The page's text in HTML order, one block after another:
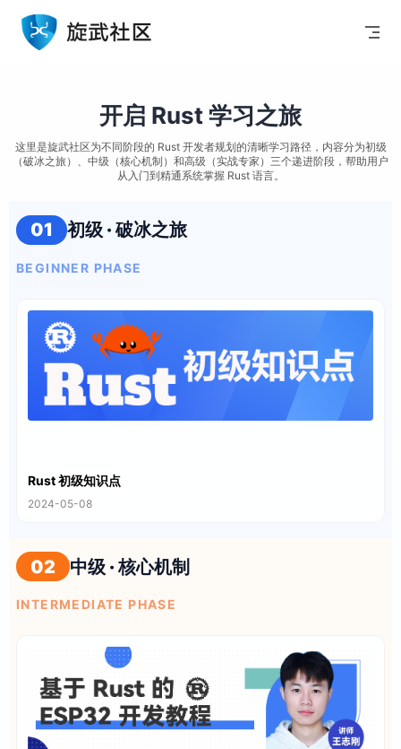
Skip to content
开启 Rust 学习之旅
这里是旋武社区为不同阶段的 Rust 开发者规划的清晰学习路径，内容分为初级
（破冰之旅）、中级（核心机制）和高级（实战专家）三个递进阶段，帮助用户
从入门到精通系统掌握 Rust 语言。
01 初级 · 破冰之旅
BEGINNER PHASE
Rust 初级知识点
2024-05-08
02 中级 · 核心机制
INTERMEDIATE PHASE